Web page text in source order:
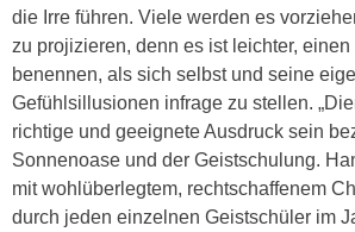
die Irre führen. Viele werden es
zu projizieren, denn es ist leichter,
benennen, als sich selbst und seine
Gefühlsillusionen infrage zu stellen.
richtige und geeignete Ausdruck sein
Sonnenoase und der Geistschulung.
mit wohlüberlegtem, rechtschaffenem
durch jeden einzelnen Geistschüler im